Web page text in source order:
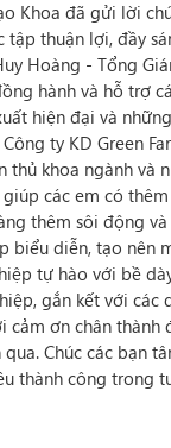
Khoa đã gửi lời
thuận lợi, đầy
Hoàng - Tổng
hành và hỗ trợ
hiện đại và
ty KD Green
thủ khoa ngành và
các em có
thêm sôi động
biểu diễn, tạo nên
tự hào với bề
gắn kết với
cảm ơn chân thành
Chúc các bạn
thành công trong